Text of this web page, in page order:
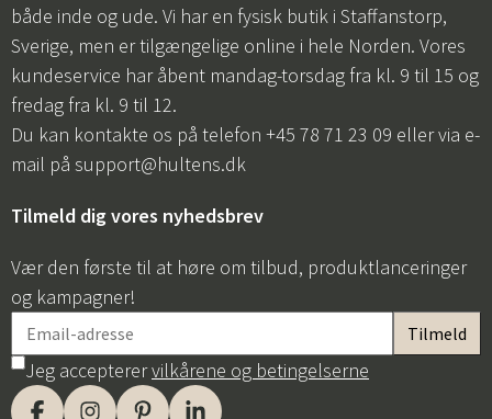
både inde og ude. Vi har en fysisk butik i Staffanstorp,
Sverige, men er tilgængelige online i hele Norden. Vores
kundeservice har åbent mandag-torsdag fra kl. 9 til 15 og
fredag fra kl. 9 til 12.
Du kan kontakte os på telefon +45 78 71 23 09 eller via e-
mail på support@hultens.dk
Tilmeld dig vores nyhedsbrev
Vær den første til at høre om tilbud, produktlanceringer
og kampagner!
Jeg accepterervilkårene og betingelserne